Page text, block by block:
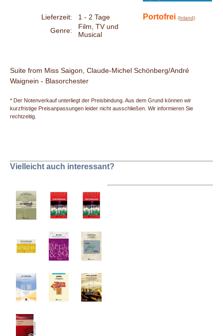
Lieferzeit: 1 - 2 Tage Portofrei (Inland)
Genre:
Film, TV und
Musical
Suite from Miss Saigon, Claude-Michel Schönberg/André
Waignein - Blasorchester
* Der Notenverkauf unterliegt der Preisbindung. Aus dem Grund können wir
kurzfristige Preisanpassungen leider nicht ausschließen. Wir informieren Sie
rechtzeitig.
Vielleicht auch interessant?